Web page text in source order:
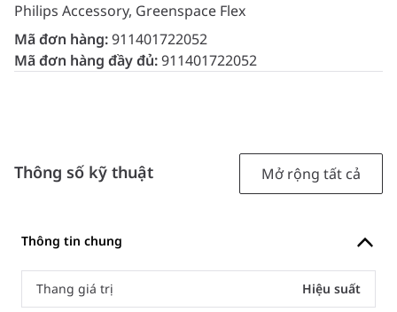
Philips Accessory, Greenspace Flex
Mã đơn hàng:911401722052
Mã đơn hàng đầy đủ:911401722052
Thông số kỹ thuật Mở rộng tất cả
Thông tin chung
Thang giá trị Hiệu suất